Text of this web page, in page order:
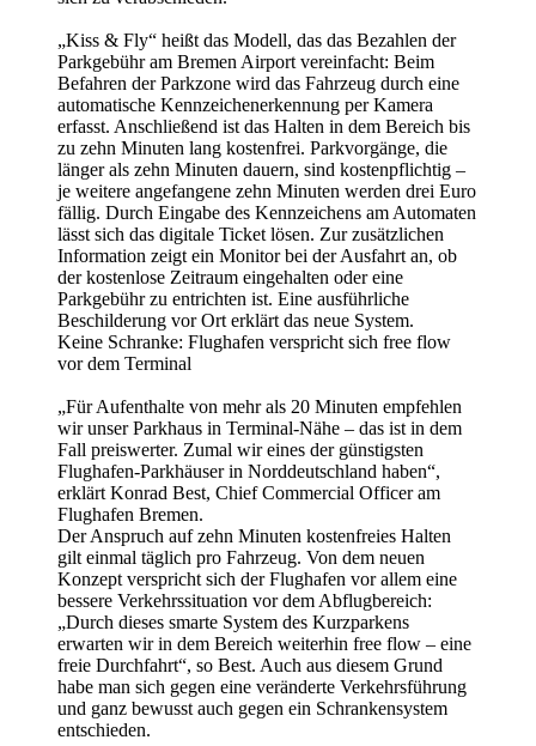
„Kiss & Fly“ heißt das Modell, das das Bezahlen der
Parkgebühr am Bremen Airport vereinfacht: Beim
Befahren der Parkzone wird das Fahrzeug durch eine
automatische Kennzeichenerkennung per Kamera
erfasst. Anschließend ist das Halten in dem Bereich bis
zu zehn Minuten lang kostenfrei. Parkvorgänge, die
länger als zehn Minuten dauern, sind kostenpflichtig –
je weitere angefangene zehn Minuten werden drei Euro
fällig. Durch Eingabe des Kennzeichens am Automaten
lässt sich das digitale Ticket lösen. Zur zusätzlichen
Information zeigt ein Monitor bei der Ausfahrt an, ob
der kostenlose Zeitraum eingehalten oder eine
Parkgebühr zu entrichten ist. Eine ausführliche
Beschilderung vor Ort erklärt das neue System.
Keine Schranke: Flughafen verspricht sich free flow
vor dem Terminal
„Für Aufenthalte von mehr als 20 Minuten empfehlen
wir unser Parkhaus in Terminal-Nähe – das ist in dem
Fall preiswerter. Zumal wir eines der günstigsten
Flughafen-Parkhäuser in Norddeutschland haben“,
erklärt Konrad Best, Chief Commercial Officer am
Flughafen Bremen.
Der Anspruch auf zehn Minuten kostenfreies Halten
gilt einmal täglich pro Fahrzeug. Von dem neuen
Konzept verspricht sich der Flughafen vor allem eine
bessere Verkehrssituation vor dem Abflugbereich:
„Durch dieses smarte System des Kurzparkens
erwarten wir in dem Bereich weiterhin free flow – eine
freie Durchfahrt“, so Best. Auch aus diesem Grund
habe man sich gegen eine veränderte Verkehrsführung
und ganz bewusst auch gegen ein Schrankensystem
entschieden.